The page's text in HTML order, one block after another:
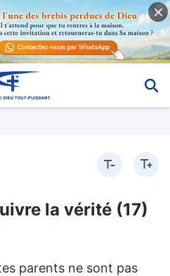
la vérité (17)
taille, avec un petit nez et de petits yeux. Quand les gens voient ces enfants, ils se disent : « À qui ressemblent ces enfants ? Ils ne ressemblent vraiment pas à leurs parents. » Les parents ne peuvent même pas décider à qui leurs enfants ressembleront, n’est-ce pas ? Certains parents sont très robustes et donnent naissance à des enfants maigres et faibles, et certains parents sont maigres et faibles et donnent le jour à des enfants incroyablement robustes, forts comme des bœufs. Certains parents sont aussi craintifs que des souris et donnent naissance à des enfants extrêmement téméraires. Certains parents sont prudents et circonspects et donnent naissance à des enfants très ambitieux, et en fin de compte, certains de ces enfants deviennent empereurs, certains deviennent présidents, et d’autres deviennent les chefs de bandes de bandits et de canailles. Certains parents sont paysans, mais les enfants auxquels ils donnent le jour deviennent des hauts responsables. Il y a aussi des parents qui sont malhonnêtes, mais qui donnent naissance à des enfants bien élevés et candides. Certains parents sont non-croyants, ou peuvent même adorer des idoles et des démons, et ils donnent naissance à des enfants qui veulent croire en Dieu, qui ne peuvent pas continuer à vivre sans leur foi en Dieu. Certains parents disent à leurs enfants : « Je vais t’envoyer à l’université », et leurs enfants répondent : « Non, je suis un être créé, je dois accomplir mon devoir ! » Ces parents disent alors à leurs enfants : « Tu es jeune, tu ne dois accomplir aucun devoir. Nous accomplissons un peu de nos devoirs parce que nous sommes vieux, et nous n’avons pas de perspectives. Nous gagnerons quelques bénédictions pour notre famille, à l’avenir, donc tu ne dois accomplir aucun devoir. Tu dois travailler dur pendant tes études et quand tu auras tes diplômes universitaires, tu devras partir et devenir un haut responsable, pour que je puisse savourer ton succès avec toi. » Leurs enfants répondent : « Non. Je suis un être créé, le plus essentiel est d’accomplir mon devoir. » Bien entendu, certains parents croient en Dieu, et ils renoncent à leur famille, abandonnent leur carrière, mais leurs enfants refusent toujours de croire en Dieu. Leurs enfants sont non-croyants, et quelle que soit la façon dont on considère ces enfants et leurs parents, on ne dirait pas une famille. Même si on dirait une famille en termes d’apparence, d’habitudes de vie, et même de certains aspects de leur caractère, de leurs passe-temps, de leurs centres d’intérêt, de leurs poursuites et des chemins qu’ils suivent, ils sont complètement différents. Ce sont simplement des types de gens différents, qui suivent des chemins différents. Il existe donc des différences dans la vie des gens, et ces différences ne sont pas déterminées par leurs parents. Les parents ne peuvent pas décider du genre de vie de leurs enfants ni de l’environnement où naissent leurs enfants. Tes parents ne sont ni les maîtres de ta vie ni les maîtres de ton destin. La vie n’est pas donnée aux gens par leurs parents. Le destin de quelqu’un est-il une affaire plus importante ou moins importante que sa vie ? Pour les gens, ces questions sont toutes les deux très importantes. Pour quelle raison ? Parce qu’il ne s’agit pas là de choses que les gens peuvent saisir ou contrôler à l’aide de leur instinct ou de leur calibre. Le destin des gens et leur trajectoire de vie sont décidés et gouvernés par Dieu. Aucun individu ne peut faire le moindre choix en ce qui concerne ces deux questions. Ni toi ni tes parents ne pouvez choisir la famille dans laquelle tu nais, ou quels parents tu auras dans cette vie. Tes parents ont également été passifs en te donnant naissance. Donc, tes parents ne peuvent pas décider de la trajectoire de ton destin, ils ne peuvent pas décider si tu seras très fortuné et riche dans ta vie, ou pauvre et humble, ou simplement une personne ordinaire. Ils ne peuvent pas décider où tu iras dans cette vie, à quel endroit tu vivras ou à quoi ressemblera ton mariage, à quoi ressembleront tes enfants, ou dans quel genre d’environnement matériel tu vivras, et ainsi de suite. Il y a des gens dont la famille était prospère, qui avaient des vêtements et de la nourriture, et plus d’argent qu’ils ne pouvaient en dépenser, avant de donner naissance à un enfant. Mais cet enfant, après avoir grandi, a dilapidé la fortune de sa famille, et ses parents ont eu beau gagner de l’argent, ils n’ont pas pu compenser tout ce que leur enfant dépensier gaspillait. D’autres personnes étaient pauvres, mais quelques années après avoir donné naissance à un enfant, elles ont vu les affaires de leur famille commencer à prospérer, leur vie s’est améliorée, les choses se sont déroulées de mieux en mieux et leur environnement s’est également amélioré. Comme tu le vois, ces parents ne